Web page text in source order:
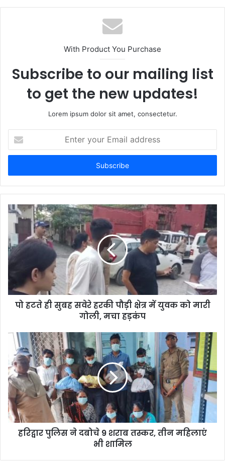
With Product You Purchase
Subscribe to our mailing list
to get the new updates!
Lorem ipsum dolor sit amet, consectetur.
your
Email
पो हटते ही सुबह सवेरे हरकी पौड़ी क्षेत्र में युवक को मारी
गोली, मचा हड़कंप
हरिद्वार पुलिस ने दबोचे 9 शराब तस्कर, तीन महिलाएं
भी शामिल